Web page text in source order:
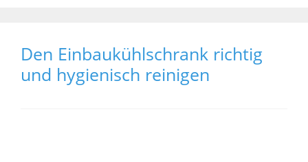
Den Einbaukühlschrank richtig
und hygienisch reinigen